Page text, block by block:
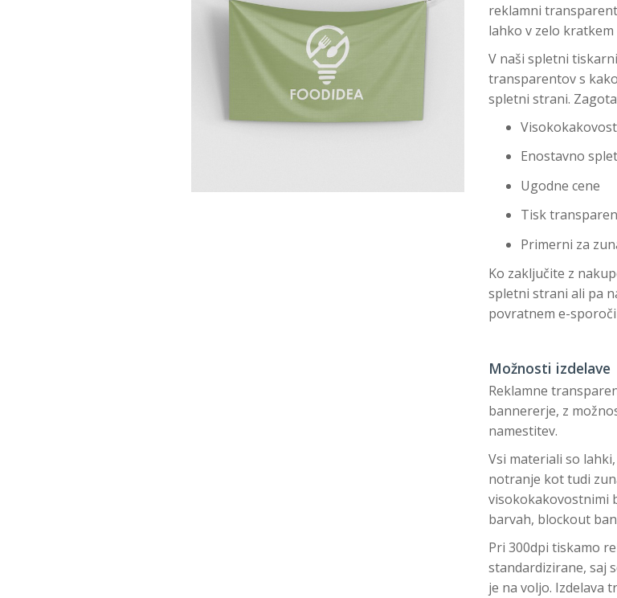
reklamni
lahko v zelo
V naši spletni
transparentov s
spletni strani.
Enostavno
Ugodne cene
Tisk
Primerni za
Ko zaključite z
spletni strani ali pa
povratnem e-
Možnosti izdelave
Reklamne
bannererje, z
namestitev.
Vsi materiali so
notranje kot tudi
visokokakovostnimi
barvah, blockout
Pri 300dpi tiskamo
standardizirane, saj
je na voljo. Izdelava